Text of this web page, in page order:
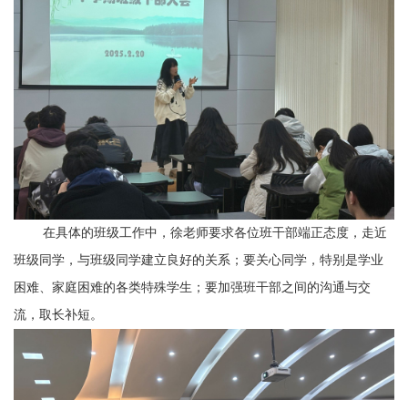
在具体的班级工作中，徐老师要求各位班干部端正态度，走近
班级同学，与班级同学建立良好的关系；要关心同学，特别是学业
困难、家庭困难的各类特殊学生；要加强班干部之间的沟通与交
流，取长补短。